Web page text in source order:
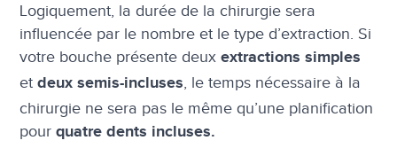
Logiquement, la durée de la chirurgie sera
influencée par le nombre et le type d’extraction. Si
votre bouche présente deuxextractions simples
etdeux semis-incluses, le temps nécessaire à la
chirurgie ne sera pas le même qu’une planification
pourquatre dents incluses.